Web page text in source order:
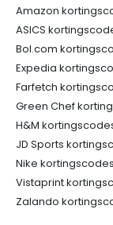
Amazon
ASICS
Bol.com
Expedia
Farfetch
Green Chef
H&M
JD Sports
Nike kortingscodes
Vistaprint
Zalando